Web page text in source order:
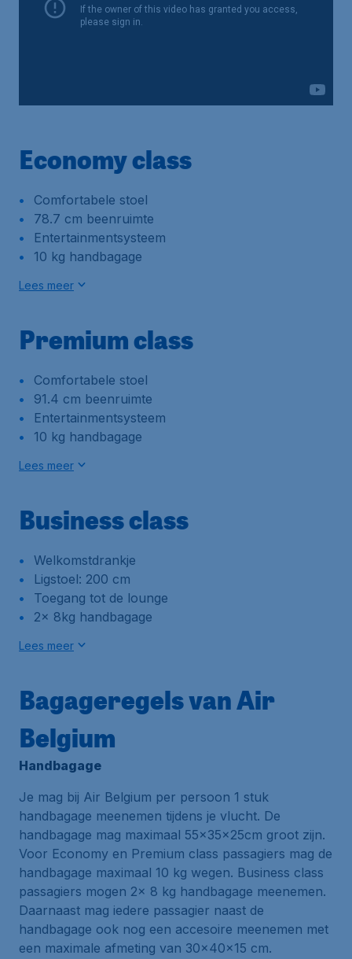
Economy class
Comfortabele stoel
78.7 cm beenruimte
Entertainmentsysteem
10 kg handbagage
Lees meer
Premium class
Comfortabele stoel
91.4 cm beenruimte
Entertainmentsysteem
10 kg handbagage
Lees meer
Business class
Welkomstdrankje
Ligstoel: 200 cm
Toegang tot de lounge
2x 8kg handbagage
Lees meer
Bagageregels van Air
Belgium
Handbagage
Je mag bij Air Belgium per persoon 1 stuk
handbagage meenemen tijdens je vlucht. De
handbagage mag maximaal 55x35x25cm groot zijn.
Voor Economy en Premium class passagiers mag de
handbagage maximaal 10 kg wegen. Business class
passagiers mogen 2x 8 kg handbagage meenemen.
Daarnaast mag iedere passagier naast de
handbagage ook nog een accesoire meenemen met
een maximale afmeting van 30x40x15 cm.